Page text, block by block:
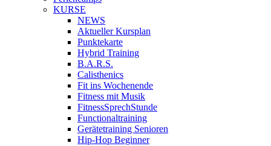
KURSE
NEWS
Aktueller Kursplan
Punktekarte
Hybrid Training
B.A.R.S.
Calisthenics
Fit ins Wochenende
Fitness mit Musik
FitnessSprechStunde
Functionaltraining
Gerätetraining Senioren
Hip-Hop Beginner